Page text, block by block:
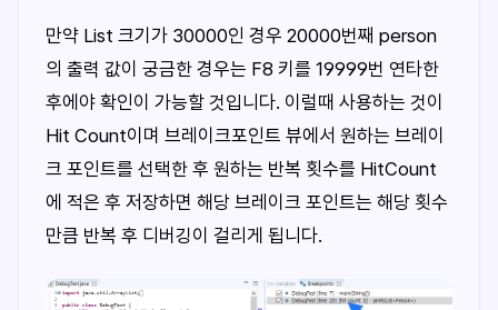
만약 List 크기가 30000인 경우 20000번째 person
의 출력 값이 궁금한 경우는 F8 키를 19999번 연타한
후에야 확인이 가능할 것입니다. 이럴때 사용하는 것이
Hit Count이며 브레이크포인트 뷰에서 원하는 브레이
크 포인트를 선택한 후 원하는 반복 횟수를 HitCount
에 적은 후 저장하면 해당 브레이크 포인트는 해당 횟수
만큼 반복 후 디버깅이 걸리게 됩니다.